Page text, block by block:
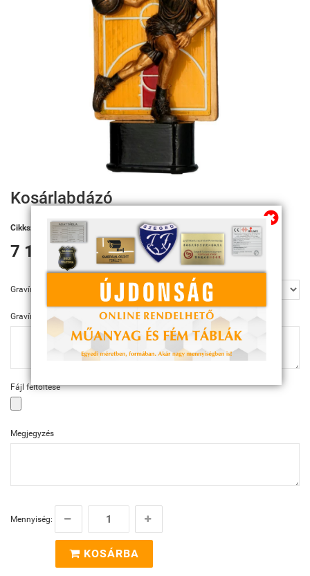
Kosárlabdázó
Cikkszám: RFST 3063
7 140 Ft
Gravírozás
Gravírozás szövege
Fájl feltöltése
Megjegyzés
Mennyiség:
KOSÁRBA